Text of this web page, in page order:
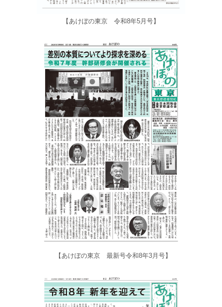
【あけぼの東京 令和8年5月号】
【あけぼの東京 最新号令和8年3月号】